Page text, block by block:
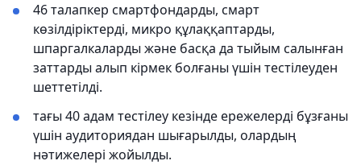
46 талапкер смартфондарды, смарт
көзілдіріктерді, микро құлаққаптарды,
шпаргалкаларды және басқа да тыйым салынған
заттарды алып кірмек болғаны үшін тестілеуден
шеттетілді.
тағы 40 адам тестілеу кезінде ережелерді бұзғаны
үшін аудиториядан шығарылды, олардың
нәтижелері жойылды.